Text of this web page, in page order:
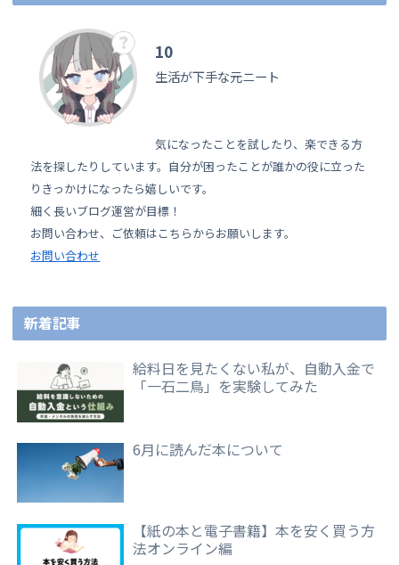
10
生活が下手な元ニート
気になったことを試したり、楽できる方
法を探したりしています。自分が困ったことが誰かの役に立った
りきっかけになったら嬉しいです。
細く長いブログ運営が目標！
お問い合わせ、ご依頼はこちらからお願いします。
お問い合わせ
新着記事
給料日を見たくない私が、自動入金で
「一石二鳥」を実験してみた
6月に読んだ本について
【紙の本と電子書籍】本を安く買う方
法オンライン編